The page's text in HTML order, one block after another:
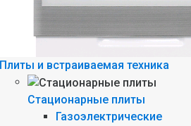
Плиты и встраиваемая техника
Стационарные плиты
Газоэлектрические